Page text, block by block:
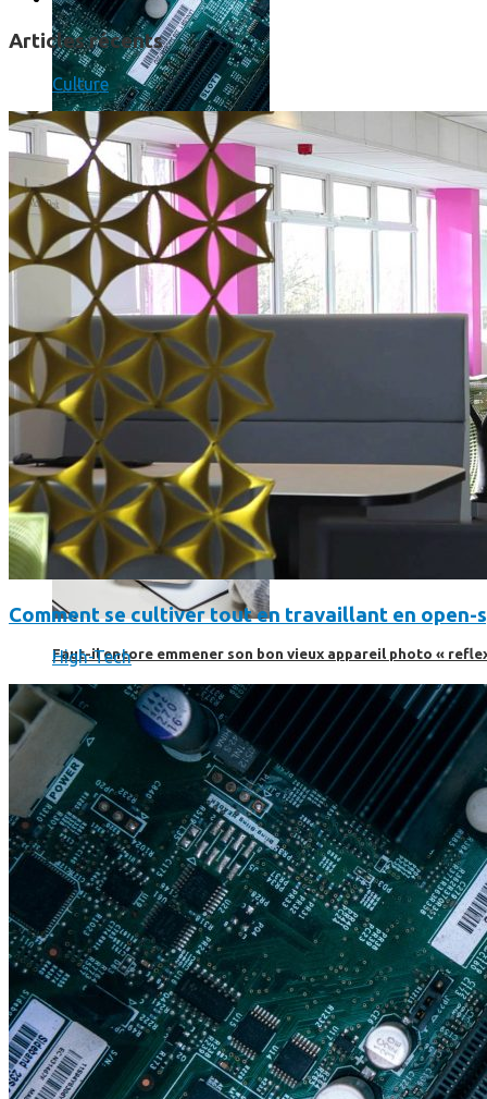
Prendre une extension de garantie pour vos appareils high-
Faut-il encore emmener son bon vieux appareil photo «
Print’Minute
Print'Minute
Articles récents
Culture
Comment se cultiver tout en travaillant en open-
High-Tech